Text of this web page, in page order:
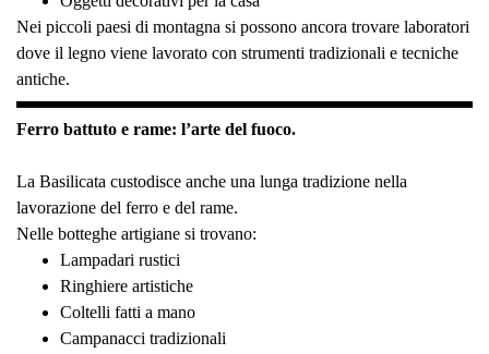
Nei piccoli paesi di montagna si possono ancora trovare laboratori
dove il legno viene lavorato con strumenti tradizionali e tecniche
antiche.
Ferro battuto e rame: l’arte del fuoco.
La Basilicata custodisce anche una lunga tradizione nella
lavorazione del ferro e del rame.
Nelle botteghe artigiane si trovano:
Lampadari rustici
Ringhiere artistiche
Coltelli fatti a mano
Campanacci tradizionali